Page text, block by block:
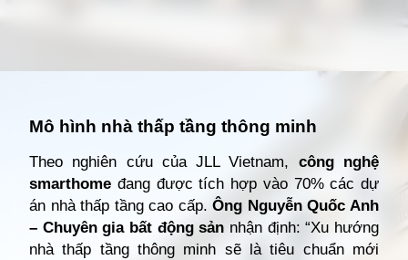
Mô hình nhà thấp tầng thông minh
Theo nghiên cứu của JLL Vietnam, công nghệ
smarthome đang được tích hợp vào 70% các dự
án nhà thấp tầng cao cấp.Ông Nguyễn Quốc Anh
– Chuyên gia bất động sản nhận định: “Xu hướng
nhà thấp tầng thông minh sẽ là tiêu chuẩn mới